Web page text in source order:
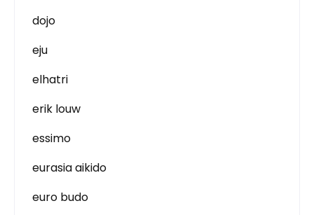
dojo
eju
elhatri
erik louw
essimo
eurasia aikido
euro budo